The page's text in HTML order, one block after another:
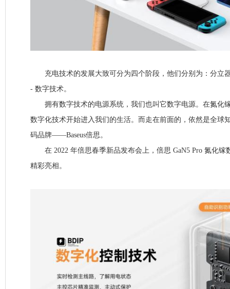
充电技术的发展大致可分为四个阶段，他们分别为：分立
- 数字技术。
拥有数字技术的电源系统，我们也叫它数字电源。在氮化
数字化技术开始进入我们的生活。而走在前面的，依然是全球
码品牌——Baseus倍思。
在 2022 年倍思春季新品发布会上，倍思 GaN5 Pro 氮化镓
精彩亮相。